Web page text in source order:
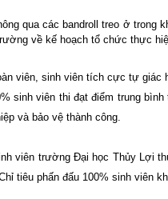
qua các bandroll treo ở trong
về kế hoạch tổ chức thực
viên, sinh viên tích cực tự giác
sinh viên thi đạt điểm trung
và bảo vệ thành công.
viên trường Đại học Thủy Lợi
tiêu phấn đấu 100% sinh viên